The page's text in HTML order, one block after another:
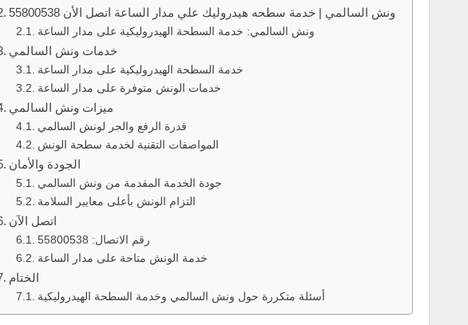
ونش السالمي | خدمة سطحه هيدروليك علي مدار الساعة اتصل الأن 55800538
ونش السالمي: خدمة السطحة الهيدروليكية على مدار الساعة
خدمات ونش السالمي
خدمة السطحة الهيدروليكية على مدار الساعة
خدمات الونش متوفرة على مدار الساعة
ميزات ونش السالمي
قدرة الرفع والجر لونش السالمي
المواصفات التقنية لخدمة سطحة الونش
الجودة والأمان
جودة الخدمة المقدمة من ونش السالمي
التزام الونش بأعلى معايير السلامة
اتصل الآن
رقم الاتصال: 55800538
خدمة الونش متاحة على مدار الساعة
الختام
أسئلة متكررة حول ونش السالمي وخدمة السطحة الهيدروليكية